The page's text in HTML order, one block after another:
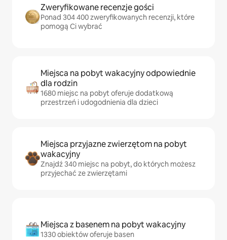
Zweryfikowane recenzje gości
Ponad 304 400 zweryfikowanych recenzji, które
pomogą Ci wybrać
Miejsca na pobyt wakacyjny odpowiednie
dla rodzin
1680 miejsc na pobyt oferuje dodatkową
przestrzeń i udogodnienia dla dzieci
Miejsca przyjazne zwierzętom na pobyt
wakacyjny
Znajdź 340 miejsc na pobyt, do których możesz
przyjechać ze zwierzętami
Miejsca z basenem na pobyt wakacyjny
1330 obiektów oferuje basen